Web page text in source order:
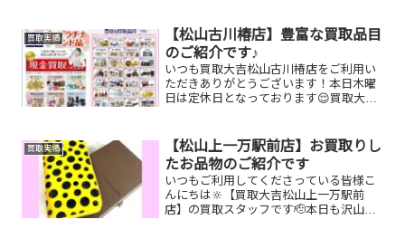
買取実績
【松山古川椿店】豊富な買取品目
のご紹介です♪
いつも買取大吉松山古川椿店をご利用い
ただきありがとうございます！本日木曜
日は定休日となっております😌買取大吉
ー、時計etc.はもちろん、他店で断られ
たものや、片手でお持ちい...
買取実績
【松山上一万駅前店】お買取りし
たお品物のご紹介です
いつもご利用してくださっている皆様こ
んにちは🔆【買取大吉松山上一万駅前
店】の買取スタッフです🫡本日も沢山の